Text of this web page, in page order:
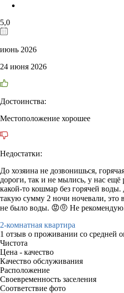
5,0
июнь 2026
24 июня 2026
Достоинства:
Местоположение хорошее
Недостатки:
До хозяина не дозвонишься,
дороги, так и не мылись, у нас
какой-то кошмар без горячей воды.
такую сумму 2 ночи ночевали, это
не было воды. 😡🤨 Не
2-комнатная квартира
1 отзыв о проживании со средней
Чистота
Цена - качество
Качество обслуживания
Расположение
Своевременность заселения
Соответствие фото